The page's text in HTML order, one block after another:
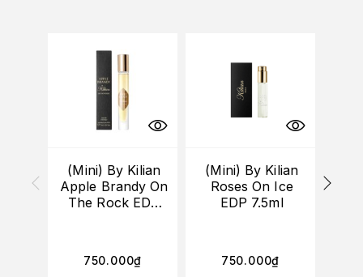
(Mini) By Kilian
Apple Brandy On
The Rock EDP
750.000₫
(Mini) By Kilian
Roses On Ice
EDP 7.5ml
750.000₫